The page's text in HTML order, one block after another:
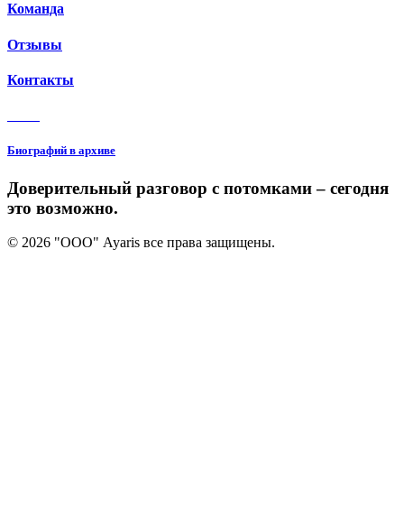
Команда
Отзывы
Контакты
Биографий в архиве
Доверительный разговор с потомками – сегодня
это возможно.
© 2026 "ООО" Ayaris все права защищены.